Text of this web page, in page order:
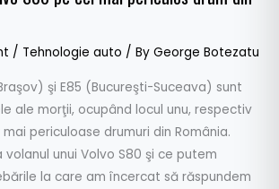
/ Tehnologie auto / By George Botezatu
şi E85 (Bucureşti-Suceava) sunt
ale morţii, ocupând locul unu, respectiv
periculoase drumuri din România.
unui Volvo S80 şi ce putem
la care am încercat să răspundem